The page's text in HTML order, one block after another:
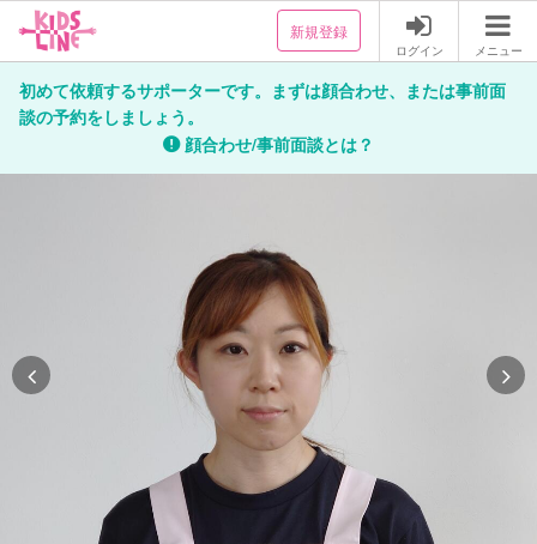
新規登録
ログイン メニュー
初めて依頼するサポーターです。まずは顔合わせ、または事前面
談の予約をしましょう。
顔合わせ/事前面談とは？